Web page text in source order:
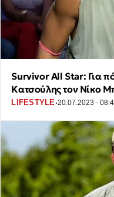
Survivor All Star: Για
Κατσούλης τον Νίκο
LIFESTYLE·20.07.2023 -